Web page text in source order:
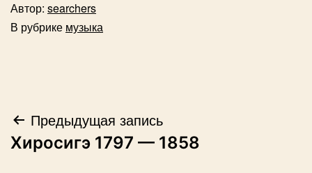
Автор: searchers
В рубрике музыка
Навигация
по
Предыдущая запись
Хиросигэ 1797 — 1858